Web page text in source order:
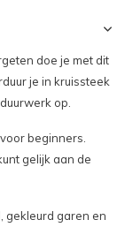
doe je met dit
je in kruissteek
op.
beginners.
gelijk aan de
gekleurd garen en